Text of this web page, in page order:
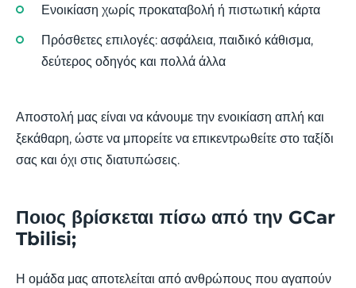
Ενοικίαση χωρίς προκαταβολή ή πιστωτική κάρτα
Πρόσθετες επιλογές: ασφάλεια, παιδικό κάθισμα,
δεύτερος οδηγός και πολλά άλλα
Αποστολή μας είναι να κάνουμε την ενοικίαση απλή και
ξεκάθαρη, ώστε να μπορείτε να επικεντρωθείτε στο ταξίδι
σας και όχι στις διατυπώσεις.
Ποιος βρίσκεται πίσω από την GCar
Tbilisi;
Η ομάδα μας αποτελείται από ανθρώπους που αγαπούν